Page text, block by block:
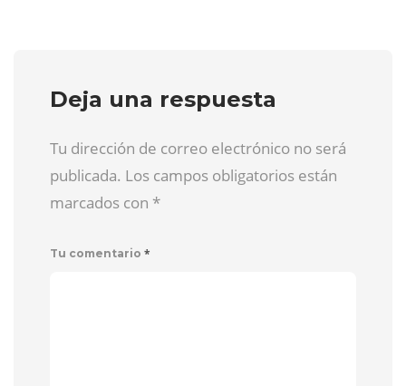
Deja una respuesta
Tu dirección de correo electrónico no será
publicada. Los campos obligatorios están
marcados con *
Tu comentario *